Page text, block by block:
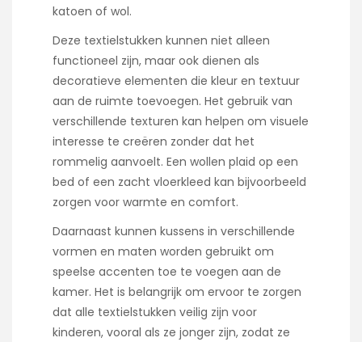
katoen of wol.
Deze textielstukken kunnen niet alleen
functioneel zijn, maar ook dienen als
decoratieve elementen die kleur en textuur
aan de ruimte toevoegen. Het gebruik van
verschillende texturen kan helpen om visuele
interesse te creëren zonder dat het
rommelig aanvoelt. Een wollen plaid op een
bed of een zacht vloerkleed kan bijvoorbeeld
zorgen voor warmte en comfort.
Daarnaast kunnen kussens in verschillende
vormen en maten worden gebruikt om
speelse accenten toe te voegen aan de
kamer. Het is belangrijk om ervoor te zorgen
dat alle textielstukken veilig zijn voor
kinderen, vooral als ze jonger zijn, zodat ze